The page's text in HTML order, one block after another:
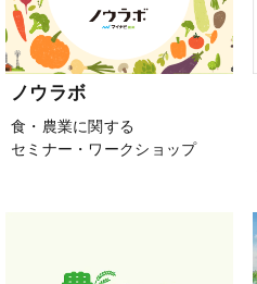
ノウラボ
食・農業に関する
セミナー・ワークショップ